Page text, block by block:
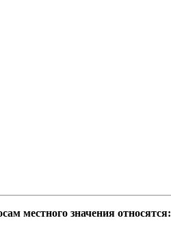
местного значения относятся: